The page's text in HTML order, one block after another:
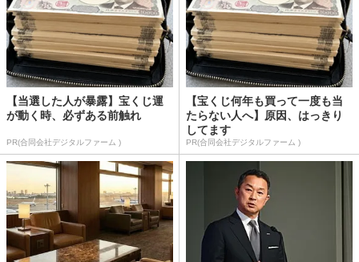
【当選した人が暴露】宝くじ運
が動く時、必ずある前触れ
PR(合同会社デジタルファーム )
【宝くじ何年も買って一度も当
たらない人へ】原因、はっきり
してます
PR(合同会社デジタルファーム )